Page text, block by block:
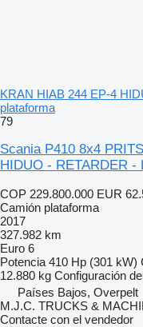
KRAN HIAB 244 EP-4
plataforma
79
Scania P410 8x4
HIDUO - RETARDER -
COP 229.800.000 EUR
Camión plataforma
2017
327.982 km
Euro 6
Potencia 410 Hp (301 kW)
12.880 kg Configuración
Países Bajos, Overpelt
M.J.C. TRUCKS &
Contacte con el vendedor